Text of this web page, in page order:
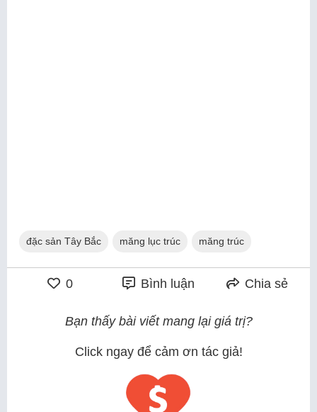
đặc sản Tây Bắc măng lục trúc măng trúc
0 Bình luận Chia sẻ
Bạn thấy bài viết mang lại giá trị?
Click ngay để cảm ơn tác giả!